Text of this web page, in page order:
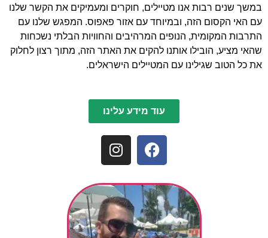
במשך שנים רבות אנו מטיילים, חוקרים ומעמיקים את הקשר שלנו
עם האי הקסום הזה, ובמיוחד עם אזור פאפוס. המפגש שלנו עם
התרבות המקומית, הנופים המרהיבים והחוויות הבלתי נשכחות
שהאי מציע, הובילו אותנו להקים את האתר הזה, מתוך רצון לחלוק
את כל הטוב שגילינו עם המטיילים הישראלים.
עוד מידע עלינו